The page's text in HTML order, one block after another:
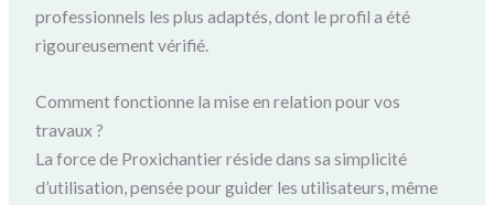
professionnels les plus adaptés, dont le profil a été
rigoureusement vérifié.
Comment fonctionne la mise en relation pour vos
travaux ?
La force de Proxichantier réside dans sa simplicité
d’utilisation, pensée pour guider les utilisateurs, même